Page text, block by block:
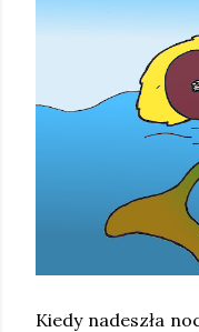
Kiedy nadeszła